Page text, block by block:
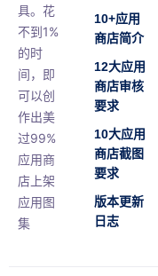
具。花
不到1%
的时
间，即
可以创
作出美
过99%
应用商
店上架
应用图
集
10+应用
商店简介
12大应用
商店审核
要求
10大应用
商店截图
要求
版本更新
日志